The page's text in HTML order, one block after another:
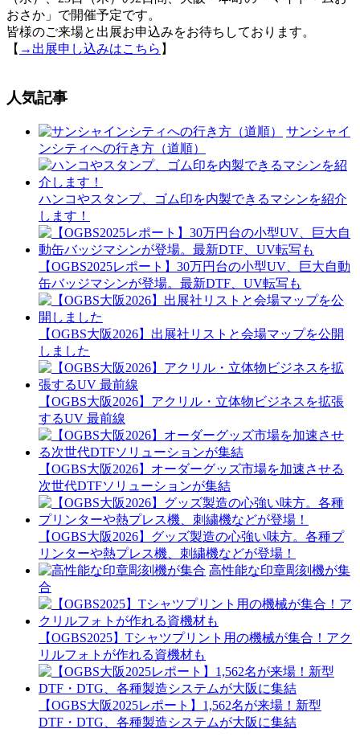
おさか」で開催予定です。
皆様のご来場と出展お申込みをお待ちしております。
【 →出展申し込みはこちら 】
人気記事
サンシャイ
ンシティへの行き方（道順）
ハンコやスタンプ、ゴム印を内製できるマシンを紹介
します！
【OGBS2025レポート】30万円台の小型UV、巨大自動
缶バッジマシンが登場。最新DTF、UV転写も
【OGBS大阪2026】出展社リストと会場マップを公開
しました
【OGBS大阪2026】アクリル・立体物ビジネスを拡張
するUV 最前線
【OGBS大阪2026】オーダーグッズ市場を加速させる
次世代DTFソリューションが集結
【OGBS大阪2026】グッズ製造の心強い味方。各種プ
リンターや熱プレス機、刺繍機などが登場！
高性能な印章彫刻機が集
合
【OGBS2025】Tシャツプリント用の機械が集合！アク
リルフォトが作れる資機材も
【OGBS大阪2025レポート】1,562名が来場！新型
DTF・DTG、各種製造システムが大阪に集結